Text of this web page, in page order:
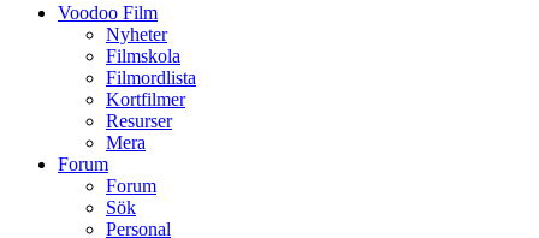
Voodoo Film
Nyheter
Filmskola
Filmordlista
Kortfilmer
Resurser
Mera
Forum
Forum
Sök
Personal